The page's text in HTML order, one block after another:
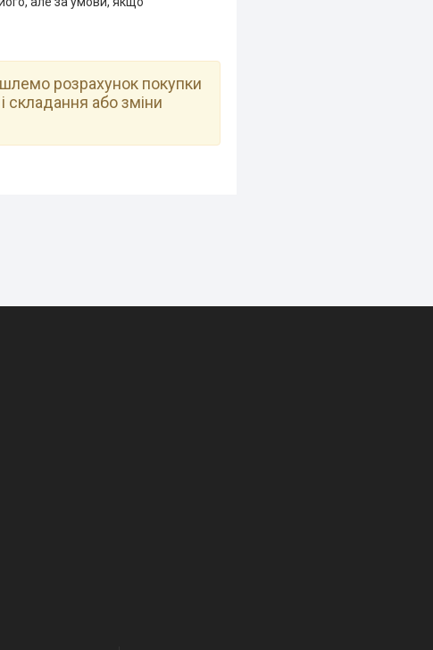
розрахунок покупки
складання або зміни